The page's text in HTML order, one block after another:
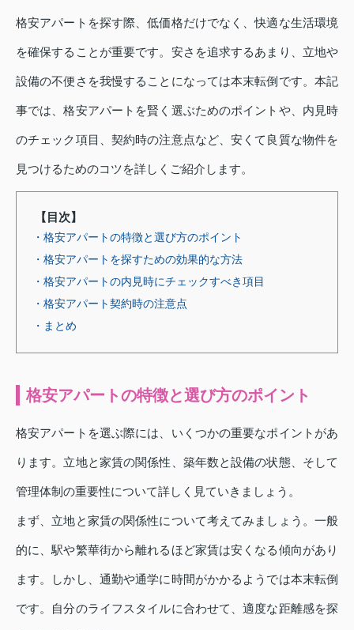
格安アパートを探す際、低価格だけでなく、快適な生活環境
を確保することが重要です。安さを追求するあまり、立地や
設備の不便さを我慢することになっては本末転倒です。本記
事では、格安アパートを賢く選ぶためのポイントや、内見時
のチェック項目、契約時の注意点など、安くて良質な物件を
見つけるためのコツを詳しくご紹介します。
【目次】
・格安アパートの特徴と選び方のポイント
・格安アパートを探すための効果的な方法
・格安アパートの内見時にチェックすべき項目
・格安アパート契約時の注意点
・まとめ
格安アパートの特徴と選び方のポイント
格安アパートを選ぶ際には、いくつかの重要なポイントがあ
ります。立地と家賃の関係性、築年数と設備の状態、そして
管理体制の重要性について詳しく見ていきましょう。
まず、立地と家賃の関係性について考えてみましょう。一般
的に、駅や繁華街から離れるほど家賃は安くなる傾向があり
ます。しかし、通勤や通学に時間がかかるようでは本末転倒
です。自分のライフスタイルに合わせて、適度な距離感を探